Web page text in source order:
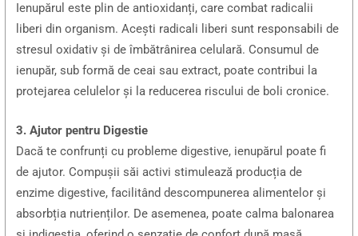
Ienupărul este plin de antioxidanți, care combat radicalii
liberi din organism. Acești radicali liberi sunt responsabili de
stresul oxidativ și de îmbătrânirea celulară. Consumul de
ienupăr, sub formă de ceai sau extract, poate contribui la
protejarea celulelor și la reducerea riscului de boli cronice.
3. Ajutor pentru Digestie
Dacă te confrunți cu probleme digestive, ienupărul poate fi
de ajutor. Compușii săi activi stimulează producția de
enzime digestive, facilitând descompunerea alimentelor și
absorbția nutrienților. De asemenea, poate calma balonarea